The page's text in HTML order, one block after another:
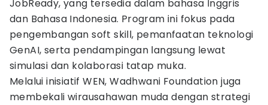
JobReady, yang tersedia dalam bahasa Inggris
dan Bahasa Indonesia. Program ini fokus pada
pengembangan soft skill, pemanfaatan teknologi
GenAI, serta pendampingan langsung lewat
simulasi dan kolaborasi tatap muka.
Melalui inisiatif WEN, Wadhwani Foundation juga
membekali wirausahawan muda dengan strategi